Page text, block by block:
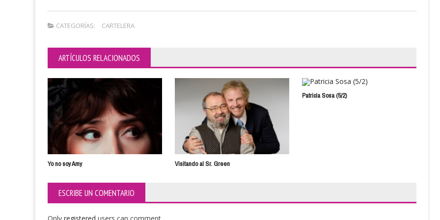
CATEGORÍAS: CARTELERA
ARTÍCULOS RELACIONADOS
Yo no soy Amy Visitando al Sr. Green
Patricia Sosa (5/2)
ESCRIBE UN COMENTARIO